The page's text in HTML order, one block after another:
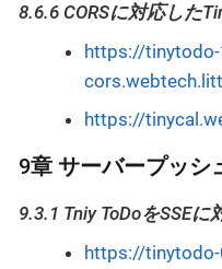
8.6.6 CORSに対応した
https://
https://
9章 サーバープッシ
9.3.1 Tniy ToDoをSSEに
https://